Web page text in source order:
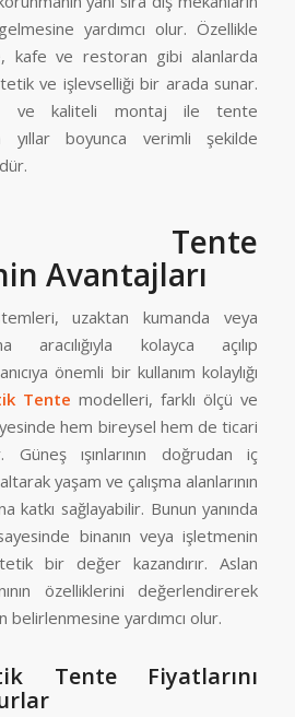
yardımcı olur. Özellikle
kafe ve restoran gibi alanlarda
ve işlevselliği bir arada sunar.
ve kaliteli montaj ile tente
yıllar boyunca verimli şekilde
Tente
Avantajları
uzaktan kumanda veya
aracılığıyla kolayca açılıp
önemli bir kullanım kolaylığı
Tente modelleri, farklı ölçü ve
hem bireysel hem de ticari
Güneş ışınlarının doğrudan iç
yaşam ve çalışma alanlarının
katkı sağlayabilir. Bunun yanında
binanın veya işletmenin
bir değer kazandırır. Aslan
özelliklerini değerlendirerek
yardımcı olur.
Tente Fiyatlarını